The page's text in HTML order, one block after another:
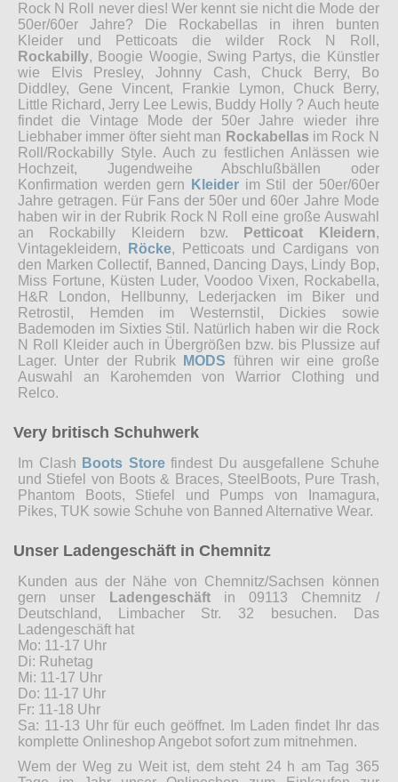
Rock N Roll never dies! Wer kennt sie nicht die Mode der
50er/60er Jahre? Die Rockabellas in ihren bunten
Kleider und Petticoats die wilder Rock N Roll,
Rockabilly, Boogie Woogie, Swing Partys, die Künstler
wie Elvis Presley, Johnny Cash, Chuck Berry, Bo
Diddley, Gene Vincent, Frankie Lymon, Chuck Berry,
Little Richard, Jerry Lee Lewis, Buddy Holly ? Auch heute
findet die Vintage Mode der 50er Jahre wieder ihre
Liebhaber immer öfter sieht man Rockabellas im Rock N
Roll/Rockabilly Style. Auch zu festlichen Anlässen wie
Hochzeit, Jugendweihe Abschlußbällen oder
Konfirmation werden gern
Kleiderim Stil der 50er/60er
Jahre getragen. Für Fans der 50er und 60er Jahre Mode
haben wir in der Rubrik Rock N Roll eine große Auswahl
an Rockabilly Kleidern bzw.
Petticoat Kleidern,
Vintagekleidern,
Röcke, Petticoats und Cardigans von
den Marken Collectif, Banned, Dancing Days, Lindy Bop,
Miss Fortune, Küsten Luder, Voodoo Vixen, Rockabella,
H&R London, Hellbunny, Lederjacken im Biker und
Retrostil, Hemden im Westernstil, Dickies sowie
Bademoden im Sixties Stil. Natürlich haben wir die Rock
N Roll Kleider auch in Übergrößen bzw. bis Plussize auf
Lager. Unter der Rubrik
MODS führen wir eine große
Auswahl an Karohemden von Warrior Clothing und
Relco.
Very britisch Schuhwerk
Im Clash Boots Storefindest Du ausgefallene Schuhe
und Stiefel von Boots & Braces, SteelBoots, Pure Trash,
Phantom Boots, Stiefel und Pumps von Inamagura,
Pikes, TUK sowie Schuhe von Banned Alternative Wear.
Unser Ladengeschäft in Chemnitz
Kunden aus der Nähe von Chemnitz/Sachsen können
gern unser
Ladengeschäftin 09113 Chemnitz /
Deutschland, Limbacher Str. 32 besuchen. Das
Ladengeschäft hat
Mo: 11-17 Uhr
Di: Ruhetag
Mi: 11-17 Uhr
Do: 11-17 Uhr
Fr: 11-18 Uhr
Sa: 11-13 Uhr für euch geöffnet. Im Laden findet Ihr das
komplette Onlineshop Angebot sofort zum mitnehmen.
Wem der Weg zu Weit ist, dem steht 24 h am Tag 365